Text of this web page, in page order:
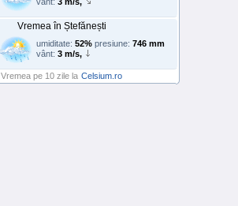
Vremea în Ștefănești
umiditate: 52% presiune: 746 mm
vânt: 3 m/s,
Vremea pe 10 zile la Celsium.ro